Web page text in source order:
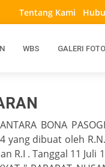
Tentang Kami
WBS GALERI FOTO
BONA
dibuat oleh
R.I . Tanggal 11 Juli